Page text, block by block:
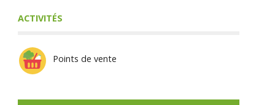
ACTIVITÉS
Points de vente